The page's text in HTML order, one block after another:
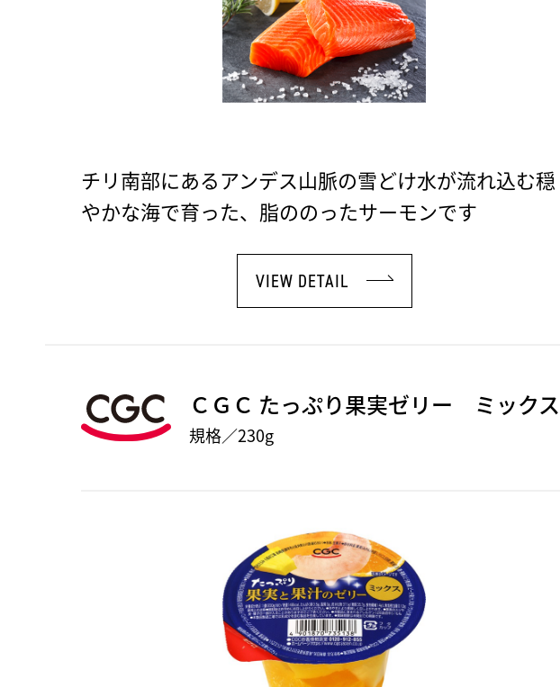
チリ南部にあるアンデス山脈の雪どけ水が流れ込む穏
やかな海で育った、脂ののったサーモンです
VIEW DETAIL
ＣＧＣ たっぷり果実ゼリー ミックス
規格／230g